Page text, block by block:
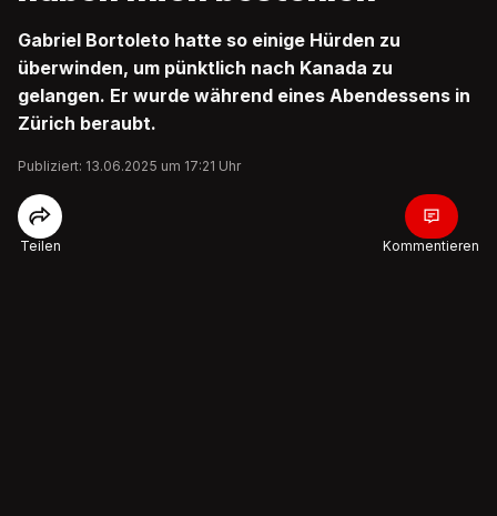
Gabriel Bortoleto hatte so einige Hürden zu
überwinden, um pünktlich nach Kanada zu
gelangen. Er wurde während eines Abendessens in
Zürich beraubt.
Publiziert: 13.06.2025 um 17:21 Uhr
Teilen Kommentieren